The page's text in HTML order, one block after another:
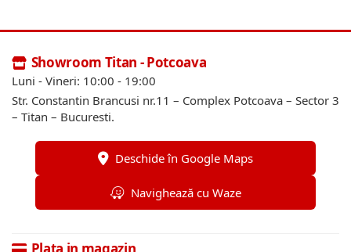
Showroom Titan - Potcoava
Luni - Vineri: 10:00 - 19:00
Str. Constantin Brancusi nr.11 – Complex Potcoava – Sector 3
– Titan – Bucuresti.
Deschide în Google Maps
Navighează cu Waze